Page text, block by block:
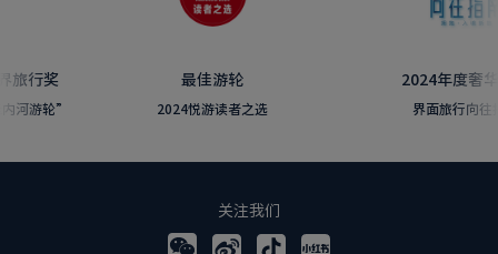
奖
轮”
最佳游轮
2024悦游读者之选
2024年度奢华游轮
界面旅行向往指南
关注我们